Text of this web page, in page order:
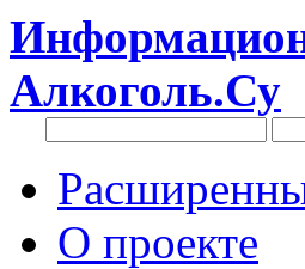
Алкоголь.Су
О проекте